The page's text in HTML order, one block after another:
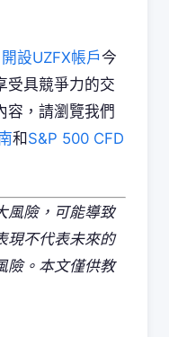
開設UZFX帳戶今
受具競爭力的交
容，請瀏覽我們
和 S&P 500 CFD
風險，可能導致
現不代表未來的
險。本文僅供教